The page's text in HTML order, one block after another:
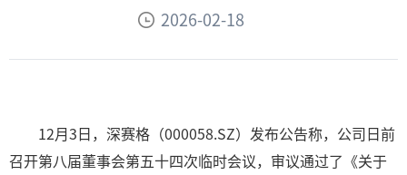
2026-02-18
12月3日，深赛格（000058.SZ）发布公告称，公司日前
召开第八届董事会第五十四次临时会议，审议通过了《关于